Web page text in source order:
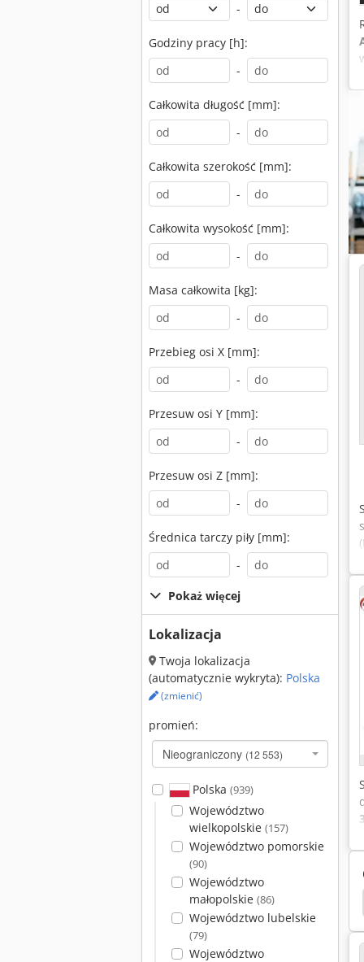
-
Godziny pracy [h]:
-
Całkowita długość [mm]:
-
Całkowita szerokość [mm]:
-
Całkowita wysokość [mm]:
-
Masa całkowita [kg]:
-
Przebieg osi X [mm]:
-
Przesuw osi Y [mm]:
-
Przesuw osi Z [mm]:
-
Średnica tarczy piły [mm]:
-
Pokaż więcej
Lokalizacja
Twoja lokalizacja
(automatycznie wykryta): Polska
(zmienić)
promień:
Nieograniczony (12 553)
Polska (939)
Województwo
wielkopolskie (157)
Województwo pomorskie
(90)
Województwo
małopolskie (86)
Województwo lubelskie
(79)
Województwo
Biesse Rover 321 R